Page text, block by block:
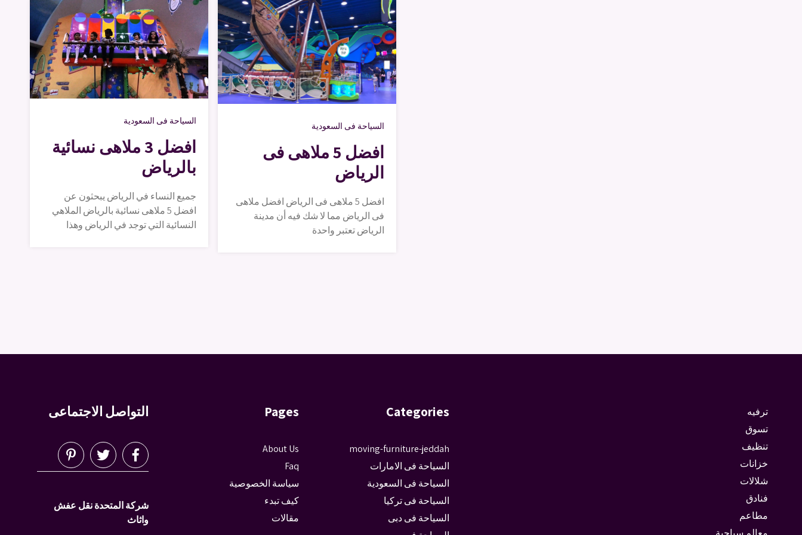
السياحة فى السعودية
افضل 3 ملاهى نسائية
بالرياض
جميع النساء في الرياض يبحثون عن
افضل 5 ملاهى نسائية بالرياض الملاهي
النسائية التي توجد في الرياض وهذا
السياحة فى السعودية
افضل 5 ملاهى فى
الرياض
افضل 5 ملاهى فى الرياض افضل ملاهى
فى الرياض مما لا شك فيه أن مدينة
الرياض تعتبر واحدة
ترفيه
تسوق
تنظيف
خزانات
شلالات
فنادق
مطاعم
Categories
moving-furniture-jeddah
السياحة فى الامارات
السياحة فى السعودية
السياحة فى تركيا
السياحة فى دبى
Pages
About Us
Faq
سياسة الخصوصية
كيف تبدء
مقالات
التواصل الاجتماعى
شركة المتحدة نقل عفش
واثاث